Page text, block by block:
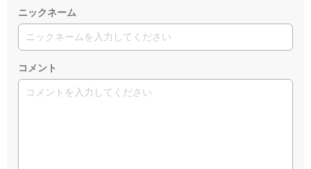
ニックネーム
コメント